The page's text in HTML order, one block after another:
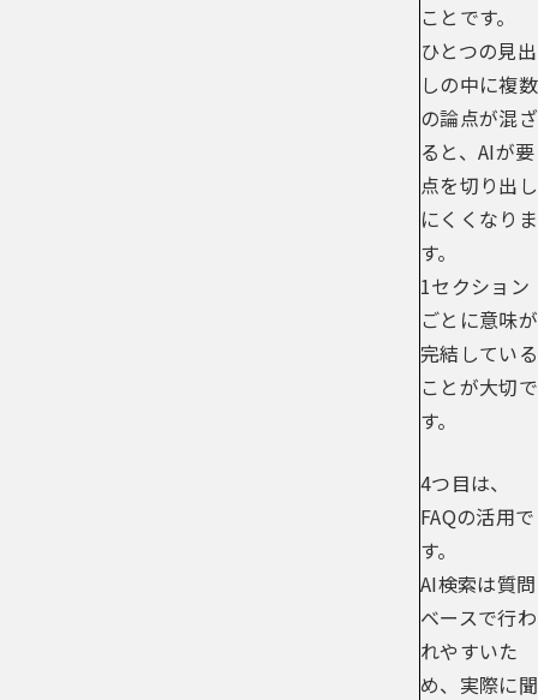
ことです。
ひとつの見出
しの中に複数
の論点が混ざ
ると、AIが要
点を切り出し
にくくなりま
す。
1セクション
ごとに意味が
完結している
ことが大切で
す。
4つ目は、
FAQの活用で
す。
AI検索は質問
ベースで行わ
れやすいた
め、実際に聞